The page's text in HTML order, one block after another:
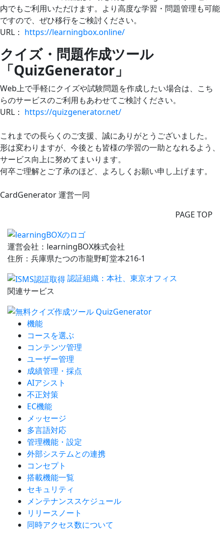
内でもご利用いただけます。より高度な学習・問題管理も可能
ですので、ぜひ移行をご検討ください。
URL： https://learningbox.online/
クイズ・問題作成ツール
「QuizGenerator」
Web上で手軽にクイズや試験問題を作成したい場合は、こち
らのサービスのご利用もあわせてご検討ください。
URL： https://quizgenerator.net/
これまでの長らくのご支援、誠にありがとうございました。
形は変わりますが、今後とも皆様の学習の一助となれるよう、
サービス向上に努めてまいります。
何卒ご理解とご了承のほど、よろしくお願い申し上げます。
CardGenerator 運営一同
PAGE TOP
運営会社：learningBOX株式会社
住所：兵庫県たつの市龍野町堂本216-1
認証組織：本社、東京オフィス
関連サービス
機能
コースを選ぶ
コンテンツ管理
ユーザー管理
成績管理・採点
AIアシスト
不正対策
EC機能
メッセージ
多言語対応
管理機能・設定
外部システムとの連携
コンセプト
搭載機能一覧
セキュリティ
メンテナンススケジュール
リリースノート
同時アクセス数について